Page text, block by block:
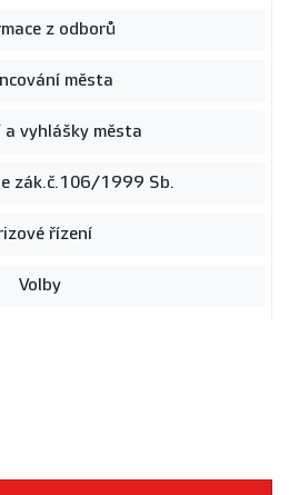
z odborů
města
a vyhlášky města
zák.č.106/1999 Sb.
řízení
Volby